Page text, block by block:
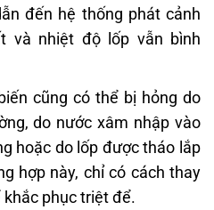
đến hệ thống phát cảnh
và nhiệt độ lốp vẫn bình
cũng có thể bị hỏng do
do nước xâm nhập vào
hoặc do lốp được tháo lắp
hợp này, chỉ có cách thay
phục triệt để.